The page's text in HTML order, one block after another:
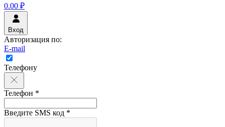
0.00 ₽
Вход
Авторизация по:
E-mail
Телефону
Телефон *
Введите SMS код *